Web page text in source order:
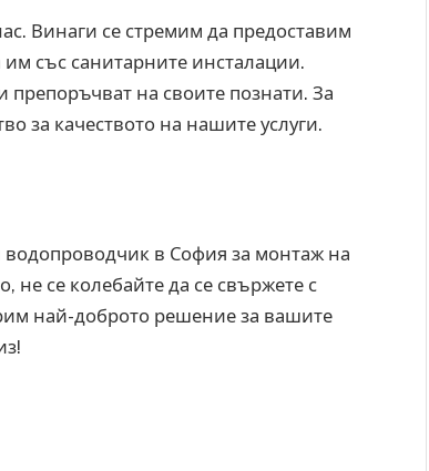
Винаги се стремим да предоставим
със санитарните инсталации.
на своите познати. За
за качеството на нашите услуги.
в София за монтаж на
не се колебайте да се свържете с
най-доброто решение за вашите